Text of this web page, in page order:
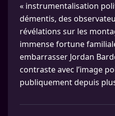
« instrumentalisation
démentis, des
révélations sur les
immense fortune
embarrasser Jordan
contraste avec l’image
publiquement depuis